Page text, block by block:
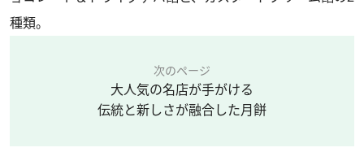
種類。
次のページ
大人気の名店が手がける
伝統と新しさが融合した月餅